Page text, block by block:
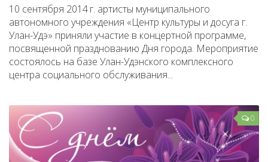
10 сентября 2014 г. артисты муниципального
автономного учреждения «Центр культуры и досуга г.
Улан-Удэ» приняли участие в концертной программе,
посвященной празднованию Дня города. Мероприятие
состоялось на базе Улан-Удэнского комплексного
центра социального обслуживания...
0